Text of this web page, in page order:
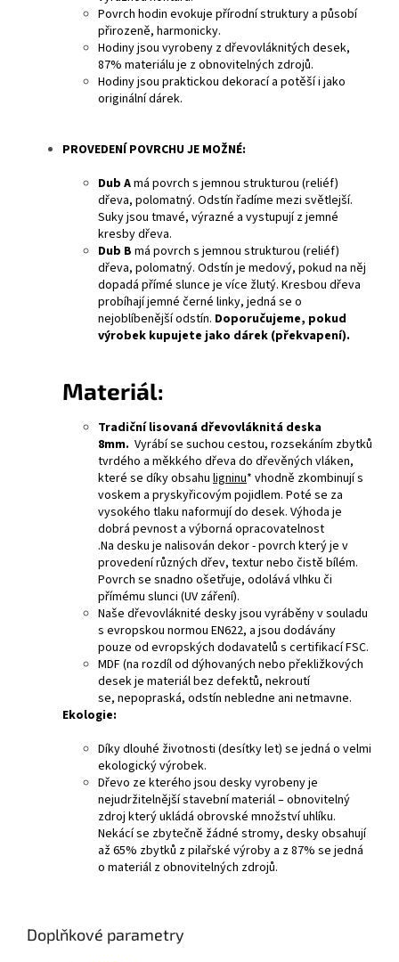
Povrch hodin evokuje přírodní struktury a působí
přirozeně, harmonicky.
Hodiny jsou vyrobeny z dřevovláknitých desek,
87% materiálu je z obnovitelných zdrojů.
Hodiny jsou praktickou dekorací a potěší i jako
originální dárek.
PROVEDENÍ POVRCHU JE MOŽNÉ:
Dub Amá povrch s jemnou strukturou (reliéf)
dřeva, polomatný. Odstín řadíme mezi světlejší.
Suky jsou tmavé, výrazné a vystupují z jemné
kresby dřeva.
Dub B má povrch s jemnou strukturou (reliéf)
dřeva, polomatný. Odstín je medový, pokud na něj
dopadá přímé slunce je více žlutý. Kresbou dřeva
probíhají jemné černé linky, jedná se o
nejoblíbenější odstín. Doporučujeme, pokud
výrobek kupujete jako dárek (překvapení).
Materiál:
Tradiční lisovaná dřevovláknitá deska
8mm. Vyrábí se suchou cestou, rozsekáním zbytků
tvrdého a měkkého dřeva do dřevěných vláken,
které se díky obsahu ligninu* vhodně zkombinují s
voskem a pryskyřicovým pojidlem. Poté se za
vysokého tlaku naformují do desek. Výhoda je
dobrá pevnost a výborná opracovatelnost
.Na desku je nalisován dekor - povrch který je v
provedení různých dřev, textur nebo čistě bílém.
Povrch se snadno ošetřuje, odolává vlhku či
přímému slunci (UV záření).
Naše dřevovláknité desky jsou vyráběny v souladu
s evropskou normou EN622, a jsou dodávány
pouze od evropských dodavatelů s certifikací FSC.
MDF (na rozdíl od dýhovaných nebo překližkových
desek je materiál bez defektů, nekroutí
se, nepopraská, odstín nebledne ani netmavne.
Ekologie:
Díky dlouhé životnosti (desítky let) se jedná o velmi
ekologický výrobek.
Dřevo ze kterého jsou desky vyrobeny je
nejudržitelnější stavební materiál – obnovitelný
zdroj který ukládá obrovské množství uhlíku.
Nekácí se zbytečně žádné stromy, desky obsahují
až 65% zbytků z pilařské výroby a z 87% se jedná
o materiál z obnovitelných zdrojů.
Doplňkové parametry